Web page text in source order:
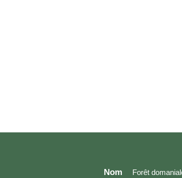
Nom Forêt